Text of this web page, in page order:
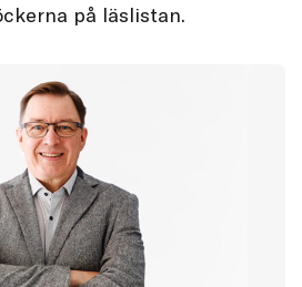
på läslistan.